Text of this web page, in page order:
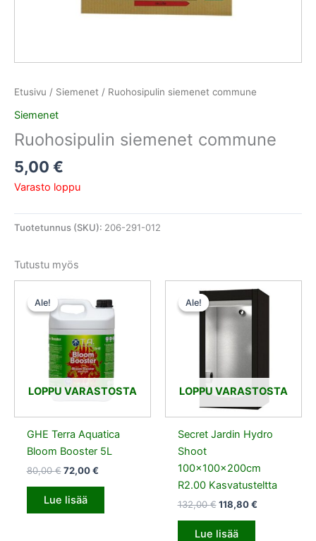
Etusivu / Siemenet / Ruohosipulin siemenet commune
Siemenet
Ruohosipulin siemenet commune
5,00 €
Varasto loppu
Tuotetunnus (SKU): 206-291-012
Tutustu myös
Ale!
LOPPU VARASTOSTA
Ale!
GHE Terra Aquatica
Bloom Booster 5L
80,00€
hinta
oli:
80,00 €.
72,00€
hinta
on:
72,00 €.
Lue lisää
Ale!
LOPPU VARASTOSTA
Ale!
Secret Jardin Hydro
Shoot
100x100x200cm
R2.00 Kasvatusteltta
132,00€
oli:
132,00 €.
118,80€
hinta
Lue lisää